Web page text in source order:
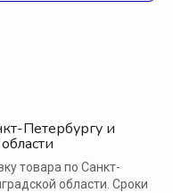
Петербургу и
товара по Санкт-
области. Сроки